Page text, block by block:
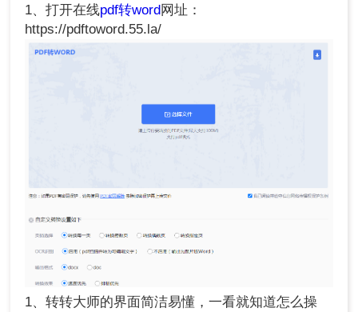
1、打开在线pdf转word 网址：
https://pdftoword.55.la/
1、转转大师的界面简洁易懂，一看就知道怎么操